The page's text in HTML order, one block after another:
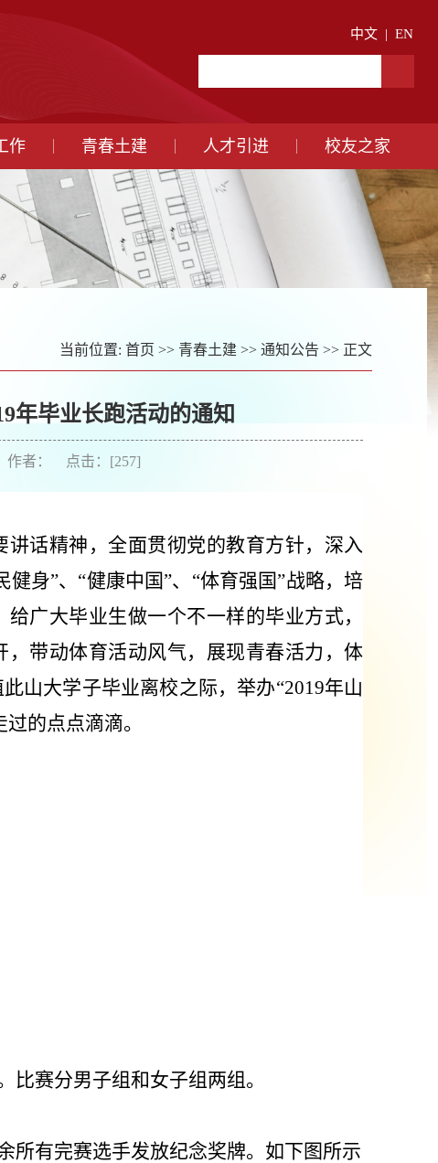
中文 | EN
作 青春土建 人才引进 校友之家
当前位置: 首页 >> 青春土建 >> 通知公告 >> 正文
年毕业长跑活动的通知
作者： 点击：[257]
话精神，全面贯彻党的教育方针，深入
身”、“健康中国”、“体育强国”战略，培
广大毕业生做一个不一样的毕业方式，
带动体育活动风气，展现青春活力，体
此山大学子毕业离校之际，举办“2019年山
的点点滴滴。
赛分男子组和女子组两组。
所有完赛选手发放纪念奖牌。如下图所示